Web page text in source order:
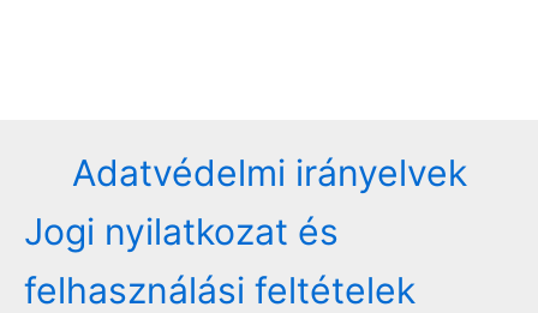
Adatvédelmi irányelvek
Jogi nyilatkozat és
felhasználási feltételek